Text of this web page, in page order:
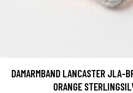
DAMARMBAND LANCASTER JLA-
ORANGE